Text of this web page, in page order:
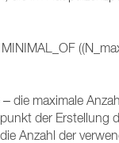
die maximale
der Erstellung
Anzahl der